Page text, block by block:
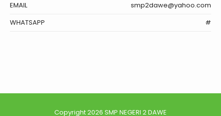
EMAIL
smp2dawe@yahoo.com
WHATSAPP
#
Copyright 2026 SMP NEGERI 2 DAWE